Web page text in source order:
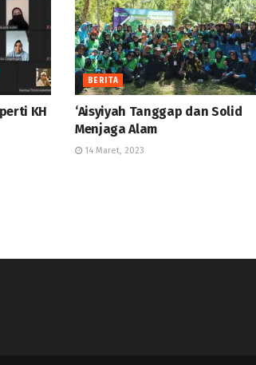
KH
BERITA
‘Aisyiyah Tanggap dan Solid
Menjaga Alam
14 Maret, 2023